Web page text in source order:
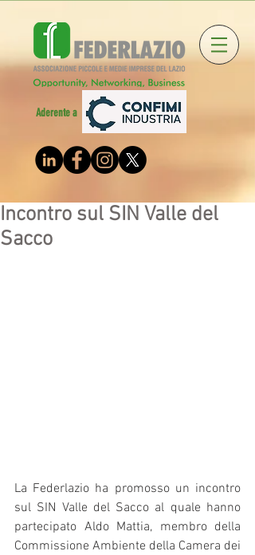
Aderente a
Incontro sul SIN Valle del
Sacco
La Federlazio ha promosso un incontro
sul SIN Valle del Sacco al quale hanno
partecipato Aldo Mattia, membro della
Commissione Ambiente della Camera dei